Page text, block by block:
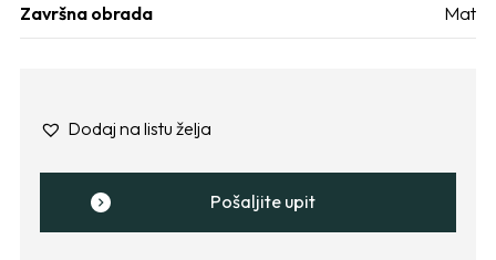
Završna obrada Mat
Dodaj na listu želja
Pošaljite upit